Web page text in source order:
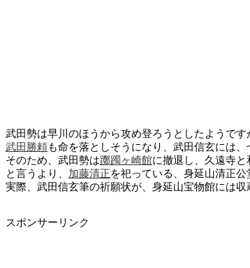
武田勢は早川のほうから攻め登ろうとしたようで
武田勝頼も命を落としそうになり、武田信玄には
そのため、武田勢は躑躅ヶ崎館に撤退し、久遠寺と
と言うより、 加藤清正を祀っている、身延山清正
実際、武田信玄筆の祈願状が、身延山宝物館には収
スポンサーリンク